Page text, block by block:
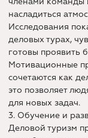
насладиться
Исследования
деловых турах,
готовы проявить
Мотивационные
сочетаются как
это позволяет
для новых задач.
3. Обучение и
Деловой туризм